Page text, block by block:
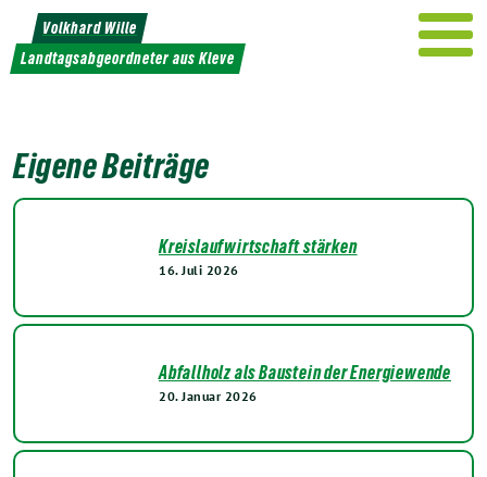
Weiter
zum
Inhalt
Volkhard Wille
Landtagsabgeordneter aus Kleve
Eigene Beiträge
Kreislaufwirtschaft stärken
16. Juli 2026
Abfallholz als Baustein der Energiewende
20. Januar 2026